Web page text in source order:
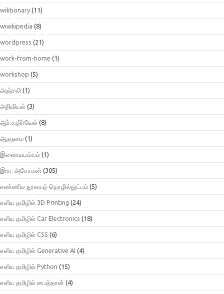
wiktionary (11)
wiwkipedia (8)
wordpress (21)
work-from-home (1)
workshop (5)
அஞ்சலி (1)
அறிவியல் (3)
ஆர்.கதிர்வேல் (8)
ஆளுமை (1)
இணையபக்கம் (1)
இரா. அசோகன் (305)
எண்ணிம நூலகத் தொழில்நுட்பம் (5)
எளிய தமிழில் 3D Printing (24)
எளிய தமிழில் Car Electronics (18)
எளிய தமிழில் CSS (6)
எளிய தமிழில் Generative AI (4)
எளிய தமிழில் Python (15)
எளிய தமிழில் பைத்தான் (4)